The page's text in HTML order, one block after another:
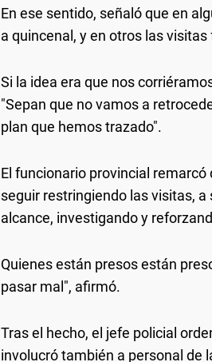
En ese sentido, señaló que en
a quincenal, y en otros las
Si la idea era que nos
"Sepan que no vamos a
plan que hemos trazado".
El funcionario provincial
seguir restringiendo las visitas,
alcance, investigando y
Quienes están presos están
pasar mal", afirmó.
Tras el hecho, el jefe policial
involucró también a personal de